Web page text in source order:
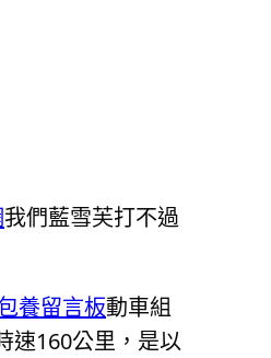
我們藍雪芙打不過
養留言板動車組
速160公里，是以